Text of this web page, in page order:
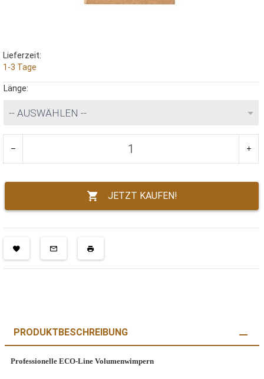
Lieferzeit:
1-3 Tage
Länge:
-- AUSWÄHLEN --
JETZT KAUFEN!
PRODUKTBESCHREIBUNG
Professionelle ECO-Line Volumenwimpern